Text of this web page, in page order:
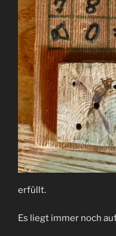
erfüllt.
Es liegt immer noch